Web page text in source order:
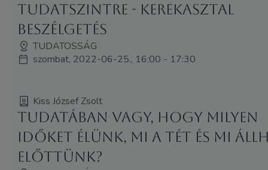
tudatszintre - kerekasztal
beszélgetés
TUDATOSSÁG
szombat, 2022-06-25., 16:00 - 17:30
Kiss József Zsolt
Tudatában vagy, hogy milyen
időket élünk, mi a tét és mi
előttünk?